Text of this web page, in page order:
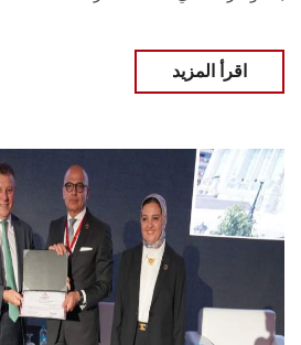
اقرأ المزيد